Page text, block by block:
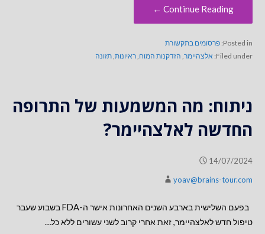
Continue Reading ←
Posted in: פרסומים בתקשורת
Filed under: אלצהיימר, הזדקנות המוח ראיונות, תזונה
ניתוח: מה המשמעות של התרופה
החדשה לאלצהיימר?
14/07/2024
yoav@brains-tour.com
בפעם השלישית בארבע השנים האחרונות אישר ה-FDA בשבוע שעבר
טיפול חדש לאלצהיימר, זאת אחרי קרוב לשני עשורים ללא כל…